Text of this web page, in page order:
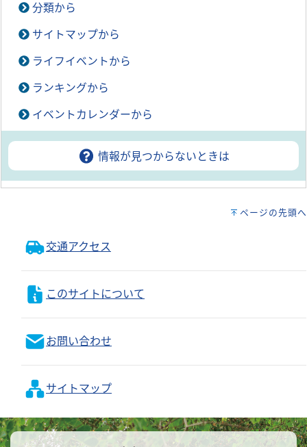
分類から
サイトマップから
ライフイベントから
ランキングから
イベントカレンダーから
情報が見つからないときは
ページの先頭へ
交通アクセス
このサイトについて
お問い合わせ
サイトマップ